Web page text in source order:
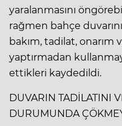
yaralanmasını
rağmen bahçe
bakım, tadilat,
yaptırmadan
ettikleri kaydedildi.
DUVARIN TADİLATINI
DURUMUNDA